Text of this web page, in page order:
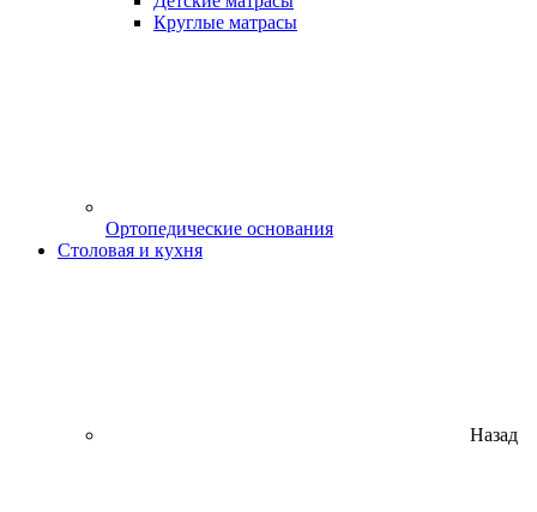
Круглые матрасы
Ортопедические основания
Столовая и кухня
Назад